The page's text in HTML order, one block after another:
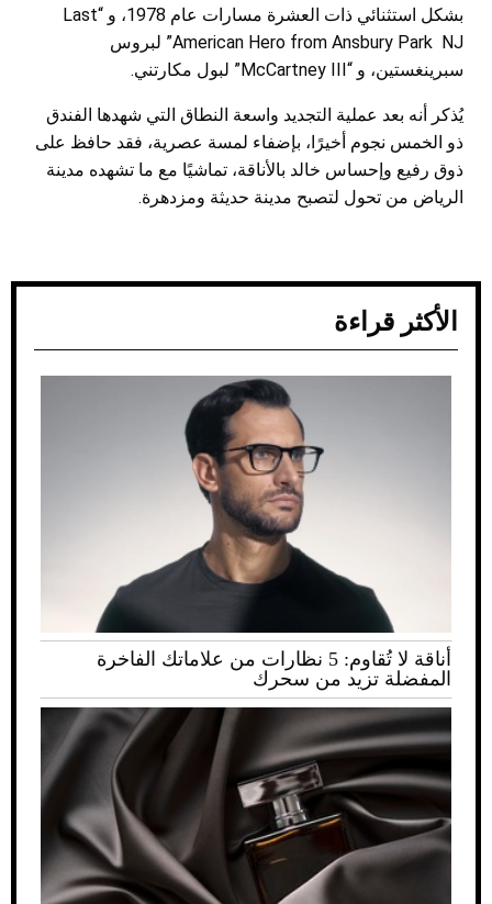
بشكل استثنائي ذات العشرة مسارات عام 1978، و “Last
American Hero from Ansbury Park NJ” لبروس
سبرينغستين، و “McCartney III” لبول مكارتني.
يُذكر أنه بعد عملية التجديد واسعة النطاق التي شهدها الفندق
ذو الخمس نجوم أخيرًا، بإضفاء لمسة عصرية، فقد حافظ على
ذوق رفيع وإحساس خالد بالأناقة، تماشيًا مع ما تشهده مدينة
الرياض من تحول لتصبح مدينة حديثة ومزدهرة.
الأكثر قراءة
أناقة لا تُقاوم: 5 نظارات من علاماتك الفاخرة
المفضلة تزيد من سحرك